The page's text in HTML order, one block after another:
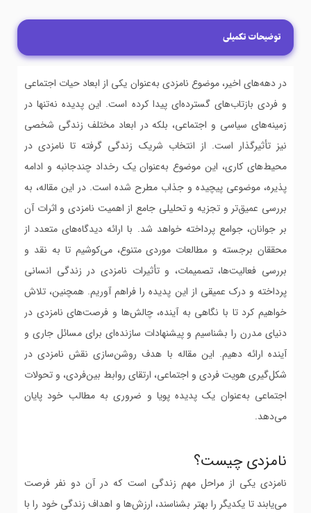
توضیحات تکمیلی
در دهه‌های اخیر، موضوع نامزدی به‌عنوان یکی از ابعاد حیات اجتماعی
و فردی بازتاب‌های گسترده‌ای پیدا کرده است. این پدیده نه‌تنها در
زمینه‌های سیاسی و اجتماعی، بلکه در ابعاد مختلف زندگی شخصی
نیز تأثیرگذار است. از انتخاب شریک زندگی گرفته تا نامزدی در
محیط‌های کاری، این موضوع به‌عنوان یک رخداد چندجانبه و ادامه
پذیره، موضوعی پیچیده و جذاب مطرح شده است. در این مقاله، به
بررسی عمیق‌تر و تجزیه و تحلیلی جامع از اهمیت نامزدی و اثرات آن
بر جوانان، جوامع پرداخته خواهد شد. با ارائه دیدگاه‌های متعدد از
محققان برجسته و مطالعات موردی متنوع، می‌کوشیم تا به نقد و
بررسی فعالیت‌ها، تصمیمات، و تأثیرات نامزدی در زندگی انسانی
پرداخته و درک عمیقی از این پدیده را فراهم آوریم. همچنین، تلاش
خواهیم کرد تا با نگاهی به آینده، چالش‌ها و فرصت‌های نامزدی در
دنیای مدرن را بشناسیم و پیشنهادات سازنده‌ای برای مسائل جاری و
آینده ارائه دهیم. این مقاله با هدف روشن‌سازی نقش نامزدی در
شکل‌گیری هویت فردی و اجتماعی، ارتقای روابط بین‌فردی، و تحولات
اجتماعی به‌عنوان یک پدیده پویا و ضروری به مطالب خود پایان
می‌دهد.
نامزدی چیست؟
نامزدی یکی از مراحل مهم زندگی است که در آن دو نفر فرصت
می‌یابند تا یکدیگر را بهتر بشناسند، ارزش‌ها و اهداف زندگی خود را با